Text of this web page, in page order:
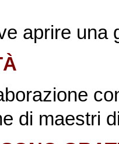
aprire una
di maestri